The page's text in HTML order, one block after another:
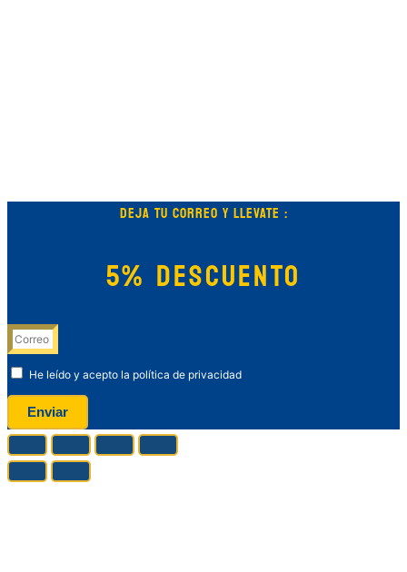
DEJA TU CORREO Y LLEVATE :
5% DESCUENTO
He leído y acepto la política de privacidad
Enviar